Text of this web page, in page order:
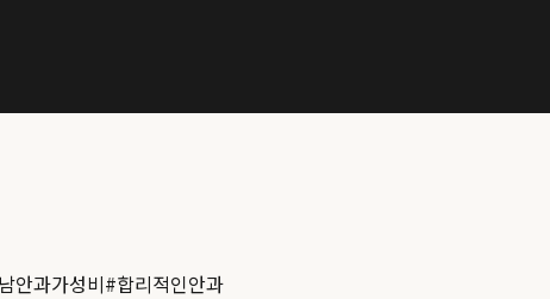
안과가성비#합리적인안과